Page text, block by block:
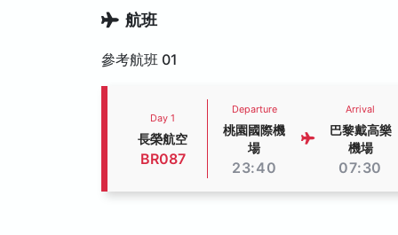
航班
參考航班 01
Day 1
長榮航空
BR087
Departure
桃園國際機
場
23:40
Arrival
巴黎戴高樂
機場
07:30